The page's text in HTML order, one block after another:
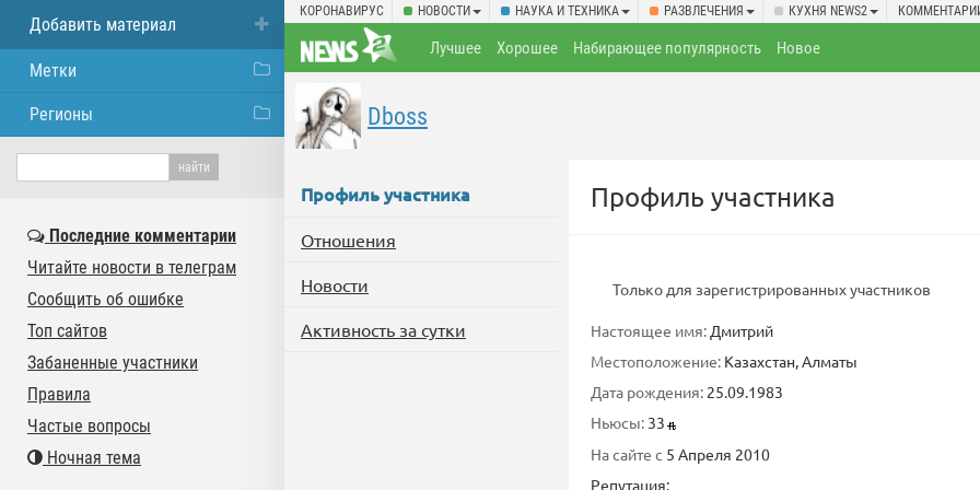
КОРОНАВИРУС НОВОСТИ НАУКА И ТЕХНИКА РАЗВЛЕЧЕНИЯ КУХНЯ NEWS2
Лучшее Хорошее Набирающее популярность Новое
Dboss
Профиль участника
Отношения
Новости
Активность за сутки
Профиль участника
Только для зарегистрированных участников
Настоящее имя: Дмитрий
Местоположение: Казахстан, Алматы
Дата рождения: 25.09.1983
Ньюсы: 33
На сайте с 5 Апреля 2010
Репутация:
Добавить материал
Метки
Регионы
Последние комментарии
Читайте новости в телеграм
Сообщить об ошибке
Топ сайтов
Забаненные участники
Правила
Частые вопросы
Ночная тема